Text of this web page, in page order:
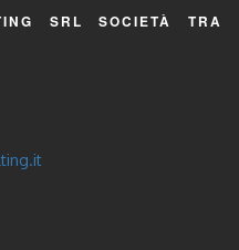
SRL SOCIETÀ TRA